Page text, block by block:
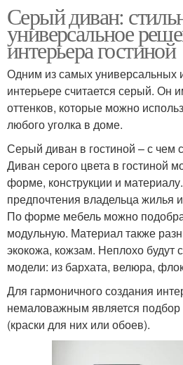
Серый диван:
универсальное
интерьера гостиной
Одним из самых универсальных
интерьере считается серый. Он
оттенков, которые можно
любого уголка в доме.
Серый диван в гостиной – с чем
Диван серого цвета в гостиной
форме, конструкции и
предпочтения владельца жилья
По форме мебель можно
модульную. Материал также
экокожа, кожзам. Неплохо будут
модели: из бархата, велюра,
Для гармоничного создания
немаловажным является подбор
(краски для них или обоев).